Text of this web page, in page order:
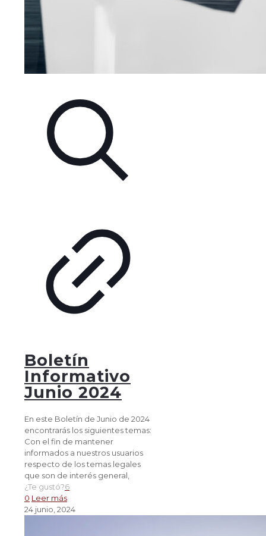
Boletín
Informativo
Junio 2024
En este Boletín de Junio de 2024
encontrarás los siguientes temas:
Con el fin de mantener
informados a nuestros usuarios
respecto de los temas legales
que son de interés general,
¿Te gustó?6
0 Leer más
24 junio, 2024